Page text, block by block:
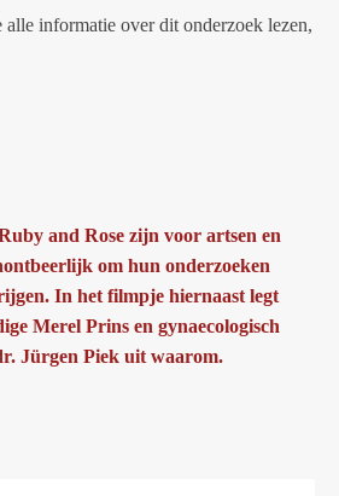
informatie over dit onderzoek lezen,
and Rose zijn voor artsen en
om hun onderzoeken
In het filmpje hiernaast legt
Merel Prins en gynaecologisch
Jürgen Piek uit waarom.